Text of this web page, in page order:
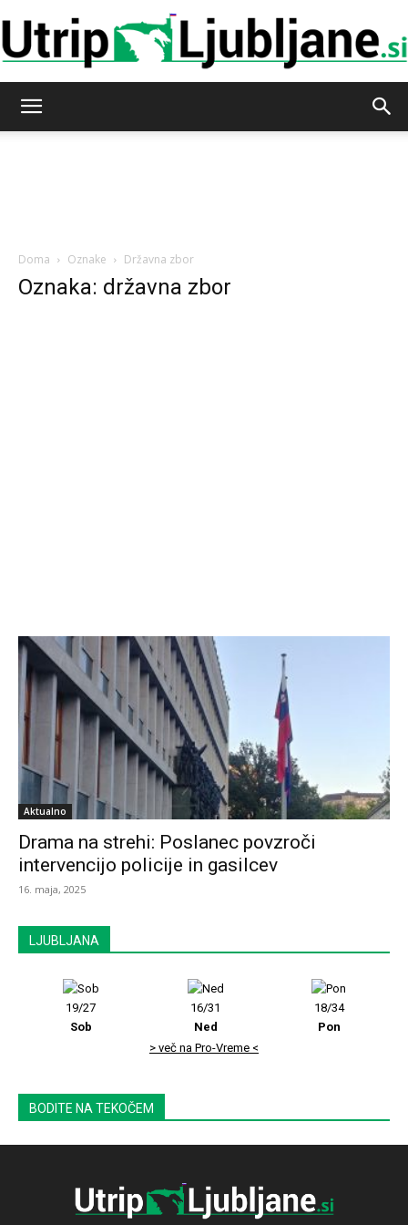
Doma Oznake Državna zbor
Oznaka: državna zbor
Aktualno
Drama na strehi: Poslanec povzroči
intervencijo policije in gasilcev
16. maja, 2025
LJUBLJANA
19/27
Sob
16/31
Ned
18/34
Pon
> več na Pro-Vreme <
BODITE NA TEKOČEM